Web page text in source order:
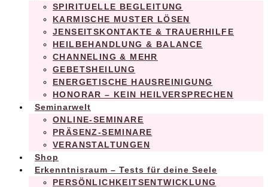
SPIRITUELLE BEGLEITUNG
KARMISCHE MUSTER LÖSEN
JENSEITSKONTAKTE & TRAUERHILFE
HEILBEHANDLUNG & BALANCE
CHANNELING & MEHR
GEBETSHEILUNG
ENERGETISCHE HAUSREINIGUNG
HONORAR – KEIN HEILVERSPRECHEN
Seminarwelt
ONLINE-SEMINARE
PRÄSENZ-SEMINARE
VERANSTALTUNGEN
Shop
Erkenntnisraum – Tests für deine Seele
PERSÖNLICHKEITSENTWICKLUNG